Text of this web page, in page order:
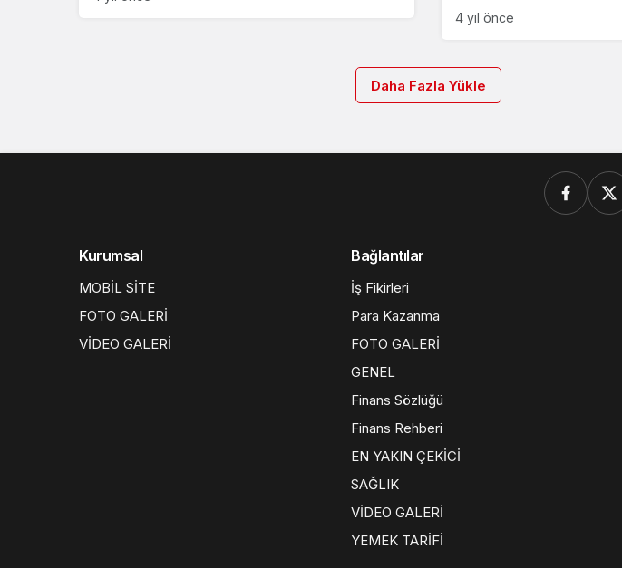
4 yıl önce
Daha Fazla Yükle
Kurumsal
MOBİL SİTE
FOTO GALERİ
VİDEO GALERİ
Bağlantılar
İş Fikirleri
Para Kazanma
FOTO GALERİ
GENEL
Finans Sözlüğü
Finans Rehberi
EN YAKIN ÇEKİCİ
SAĞLIK
VİDEO GALERİ
YEMEK TARİFİ